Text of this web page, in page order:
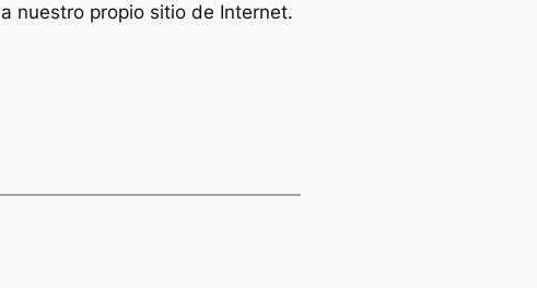
nuestro propio sitio de Internet.